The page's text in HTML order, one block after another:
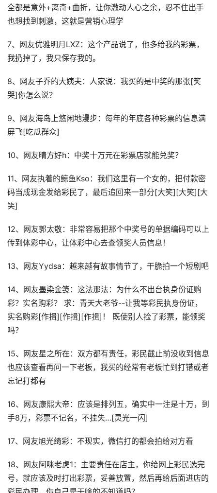
全都是意外+离奇+曲折，让你激动人心之余，忍不住出手
也想找到刺激，这就是营销心理学
7、网友优雅明月LXZ：这个产品说了，他多给我的彩票，
我扔掉了，我只保存我的。
8、网友子乔的大姨夫：人家说：我买的是中奖的那张[笑
哭]你怎么说？
9、网友海岛上悠闲地漫步：每年的年底各种彩票的信息满
屏飞[吃瓜群众]
10、网友晴方好h：中奖十万元在彩票店就能兑奖？
11、网友执着的鲸鱼Kso：我们这里有一个女的，把付款密
码当成现金发给彩民了，最后追回来一部分[大笑][大笑][大
笑]
12、网友郭太敬：非常容易把那个中奖号的单据编码可以上
传到体彩中心，让体彩中心去查领奖人员信息！
13、网友Yydsa：越来越有故事情节了，干脆拍一个短剧吧
14、网友墨染金笺：这法那法：为什么不出台执身份证购
彩？实名购彩？ 求：青天大老爷--让我等彩民执身份证，
实名购彩[作揖][作揖][作揖]！ 既使别人捡了彩票，能领奖
吗？
15、网友星之所在：双方都有责任，彩民截止前没收到信息
也应该查看再问一下老板，我买的经常有老板忙到打错或者
忘记打都有
16、网友康熙大帝：应该是排列五，确实中一注是十万，到
手8万，彩票不记名，不挂失…[灵光一闪]
17、网友旭光绮彩：不现实，微信打的都会拍给对方看
18、网友阿咪老虎1：主要责任在店主，你给网上彩民选完
号，就应该及时打出彩票，妥善放置，然后再给后面进店的